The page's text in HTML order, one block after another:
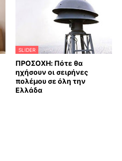
SLIDER
ΠΡΟΣΟΧΗ: Πότε θα
ηχήσουν οι σειρήνες
πολέμου σε όλη την
Ελλάδα